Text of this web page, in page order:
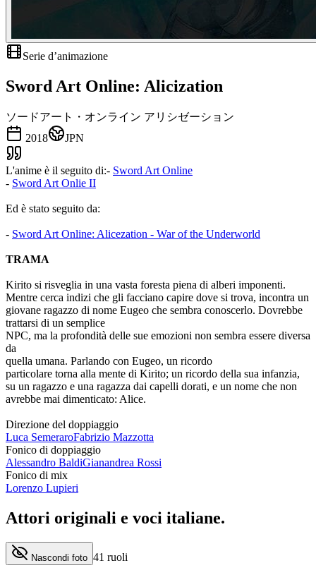
Serie d’animazione
Sword Art Online: Alicization
ソードアート・オンライン アリシゼーション
2018
JPN
L'anime è il seguito di:- Sword Art Online
- Sword Art Onlie II
Ed è stato seguito da:
- Sword Art Online: Alicezation - War of the Underworld
TRAMA
Kirito si risveglia in una vasta foresta piena di alberi imponenti.
Mentre cerca indizi che gli facciano capire dove si trova, incontra un
giovane ragazzo di nome Eugeo che sembra conoscerlo. Dovrebbe
trattarsi di un semplice
NPC, ma la profondità delle sue emozioni non sembra essere diversa
da
quella umana. Parlando con Eugeo, un ricordo
particolare torna alla mente di Kirito; un ricordo della sua infanzia,
su un ragazzo e una ragazza dai capelli dorati, e un nome che non
avrebbe mai dimenticato: Alice.
Direzione del doppiaggio
Luca SemeraroFabrizio Mazzotta
Fonico di doppiaggio
Alessandro BaldiGianandrea Rossi
Fonico di mix
Lorenzo Lupieri
Attori originali e voci italiane.
Nascondi foto 41 ruoli